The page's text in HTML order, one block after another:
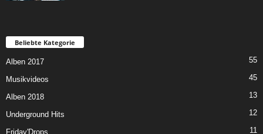
Beliebte Kategorie
Alben 2017 55
Musikvideos 45
Alben 2018 13
Underground Hits 12
Friday'Drops 11